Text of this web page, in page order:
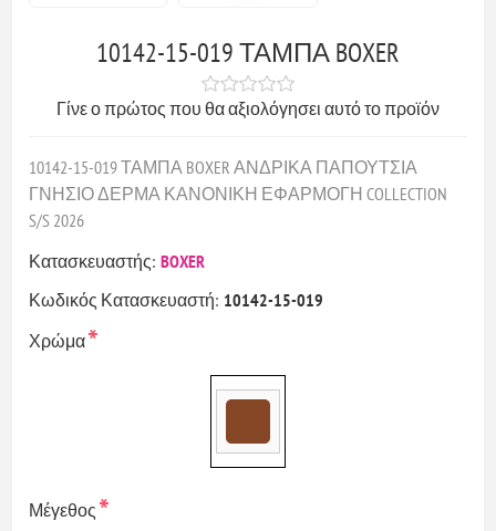
10142-15-019 ΤΑΜΠΑ BOXER
Γίνε ο πρώτος που θα αξιολόγησει αυτό το προϊόν
10142-15-019 ΤΑΜΠΑ BOXER ΑΝΔΡΙΚΑ ΠΑΠΟΥΤΣΙΑ
ΓΝΗΣΙΟ ΔΕΡΜΑ ΚΑΝΟΝΙΚΗ ΕΦΑΡΜΟΓΗ COLLECTION
S/S 2026
Κατασκευαστής: BOXER
Κωδικός Κατασκευαστή: 10142-15-019
Χρώμα*
Μέγεθος*